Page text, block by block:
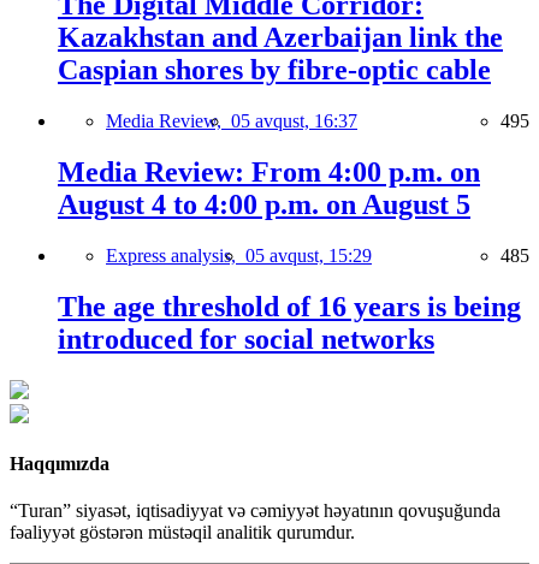
Kazakhstan and Azerbaijan link the
Caspian shores by fibre-optic cable
Media Review, 05 avqust, 16:37 495
Media Review: From 4:00 p.m. on
August 4 to 4:00 p.m. on August 5
Express analysis, 05 avqust, 15:29 485
The age threshold of 16 years is being
introduced for social networks
Haqqımızda
“Turan” siyasət, iqtisadiyyat və cəmiyyət həyatının qovuşuğunda
fəaliyyət göstərən müstəqil analitik qurumdur.